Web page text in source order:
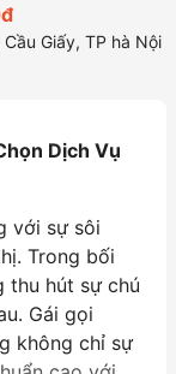
Giấy, TP hà Nội
Dịch Vụ
với sự sôi
Trong bối
thu hút sự chú
Gái gọi
không chỉ sự